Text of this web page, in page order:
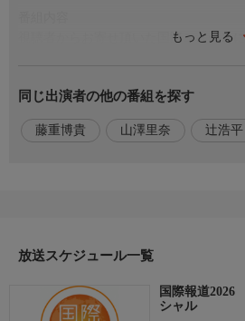
もっと見る
視聴者からお寄せ頂いた国際ニュース
は藤重キャスターも参加してみなさん
どう向き合っていくべきなのかを一緒
同じ出演者の他の番組を探す
藤重博貴 山澤里奈 辻浩平
放送スケジュール一覧
国際報道
シャル